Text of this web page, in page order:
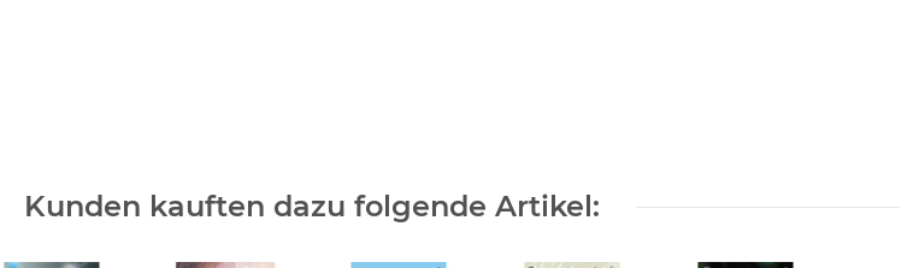
Kunden kauften dazu folgende Artikel: